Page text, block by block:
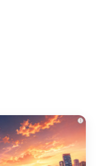
i